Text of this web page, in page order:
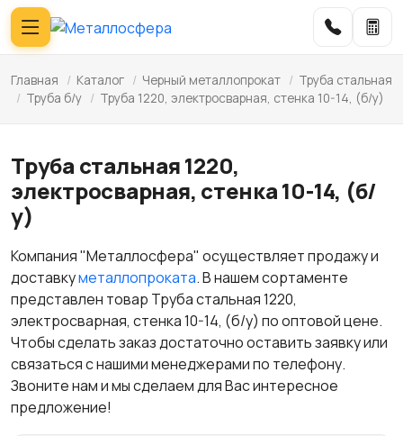
Главная / Каталог / Черный металлопрокат / Труба стальная
/ Труба б/у / Труба 1220, электросварная, стенка 10-14, (б/у)
Труба стальная 1220,
электросварная, стенка 10-14, (б/
у)
Компания "Металлосфера" осуществляет продажу и
доставкуметаллопроката. В нашем сортаменте
представлен товар Труба стальная 1220,
электросварная, стенка 10-14, (б/у) по оптовой цене.
Чтобы сделать заказ достаточно оставить заявку или
связаться с нашими менеджерами по телефону.
Звоните нам и мы сделаем для Вас интересное
предложение!